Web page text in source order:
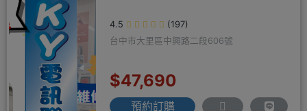
4.5
(197)
台中市大里區中興路二段606號
$47,690
預約訂購